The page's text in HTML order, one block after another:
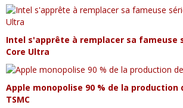
Intel s'apprête à remplacer sa fameuse
Core Ultra
Apple monopolise 90 % de la production
TSMC